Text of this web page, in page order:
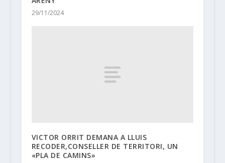
29/11/2024
VICTOR ORRIT DEMANA A LLUIS
RECODER,CONSELLER DE TERRITORI, UN
«PLA DE CAMINS»